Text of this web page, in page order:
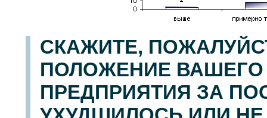
СКАЖИТЕ,
ПОЛОЖЕНИЕ
ПРЕДПРИЯТИЯ ЗА